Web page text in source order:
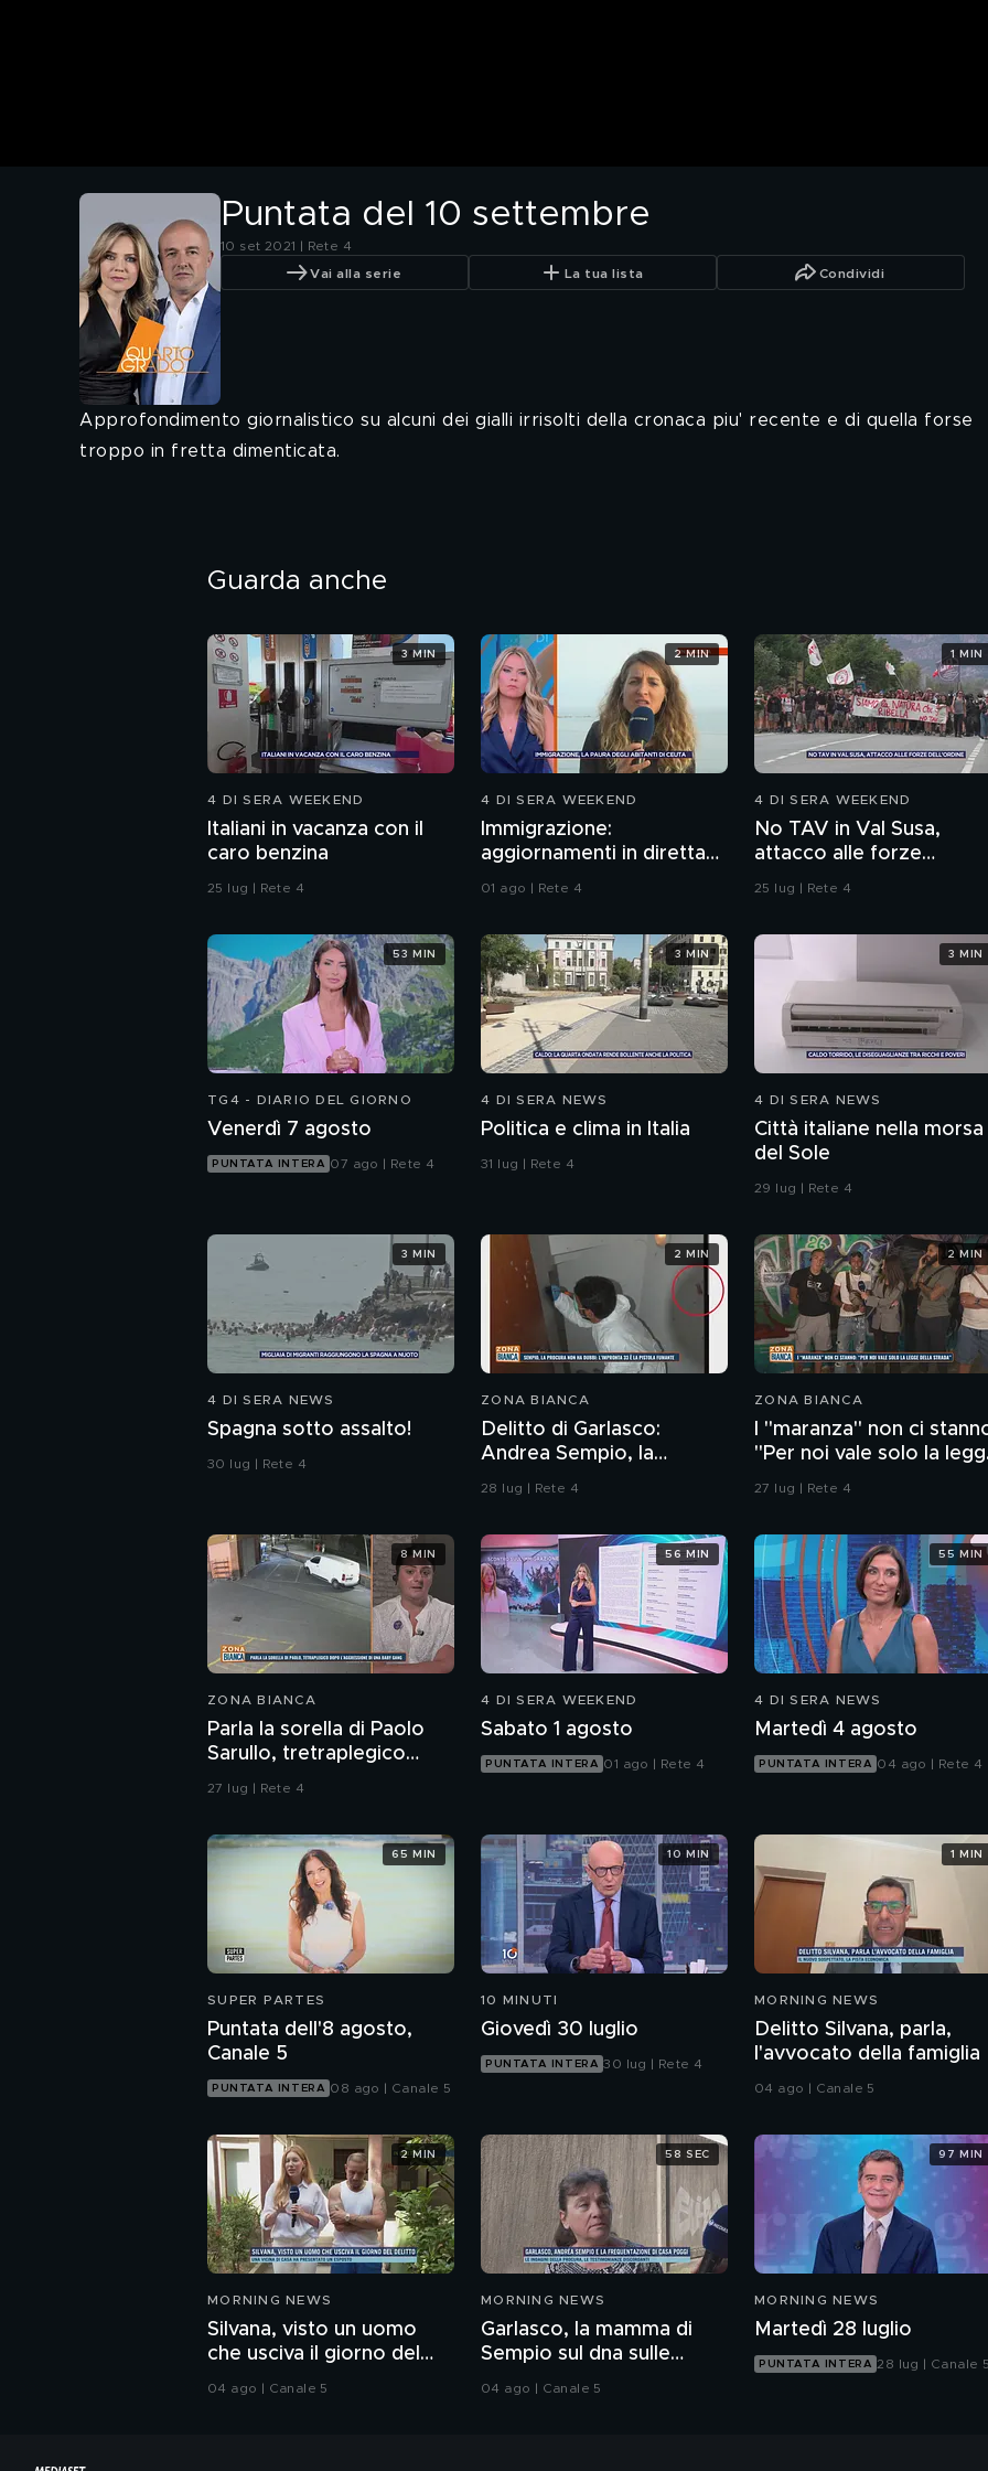
Puntata del 10 settembre
10 set 2021 | Rete 4
Vai alla serie La tua lista Condividi
Approfondimento giornalistico su alcuni dei gialli irrisolti della cronaca piu' recente e di quella forse
troppo in fretta dimenticata.
Guarda anche
4 DI SERA WEEKEND
Italiani in vacanza con il
caro benzina
25 lug | Rete 4
3 MIN
4 DI SERA WEEKEND
Immigrazione:
aggiornamenti in diretta
da Ceuta
01 ago | Rete 4
2 MIN
4 DI SERA WEEKEND
No TAV in Val Susa,
attacco alle forze
dell'ordine
25 lug | Rete 4
1 MIN
TG4 - DIARIO DEL GIORNO
Venerdì 7 agosto
PUNTATA INTERA 07 ago | Rete 4
53 MIN
4 DI SERA NEWS
Politica e clima in Italia
31 lug | Rete 4
3 MIN
4 DI SERA NEWS
Città italiane nella morsa
del Sole
29 lug | Rete 4
3 MIN
4 DI SERA NEWS
Spagna sotto assalto!
30 lug | Rete 4
3 MIN
ZONA BIANCA
Delitto di Garlasco:
Andrea Sempio, la
Procura di Pavia non ha
28 lug | Rete 4
2 MIN
ZONA BIANCA
I "maranza" non ci
"Per noi vale solo la
della strada"
27 lug | Rete 4
2 MIN
ZONA BIANCA
Parla la sorella di Paolo
Sarullo, tretraplegico
dopo l'aggressione di una
27 lug | Rete 4
8 MIN
4 DI SERA WEEKEND
Sabato 1 agosto
PUNTATA INTERA 01 ago | Rete 4
56 MIN
4 DI SERA NEWS
Martedì 4 agosto
PUNTATA INTERA 04 ago | Rete 4
55 MIN
SUPER PARTES
Puntata dell'8 agosto,
Canale 5
PUNTATA INTERA 08 ago | Canale 5
65 MIN
10 MINUTI
Giovedì 30 luglio
PUNTATA INTERA 30 lug | Rete 4
10 MIN
MORNING NEWS
Delitto Silvana, parla,
l'avvocato della famiglia
04 ago | Canale 5
1 MIN
MORNING NEWS
Silvana, visto un uomo
che usciva il giorno del
delitto.
04 ago | Canale 5
2 MIN
MORNING NEWS
Garlasco, la mamma di
Sempio sul dna sulle
unghie di Chiara
04 ago | Canale 5
58 SEC
MORNING NEWS
Martedì 28 luglio
PUNTATA INTERA 28 lug | Canale 5
97 MIN